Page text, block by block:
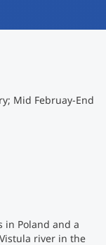
Mid Februay-End
in Poland and a
river in the